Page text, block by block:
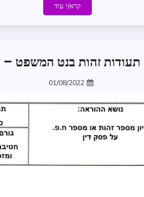
קרא/י עוד
בקשת
חופש
מדיניות
ממשל
זהות בנט המשפט –
01/08/2022